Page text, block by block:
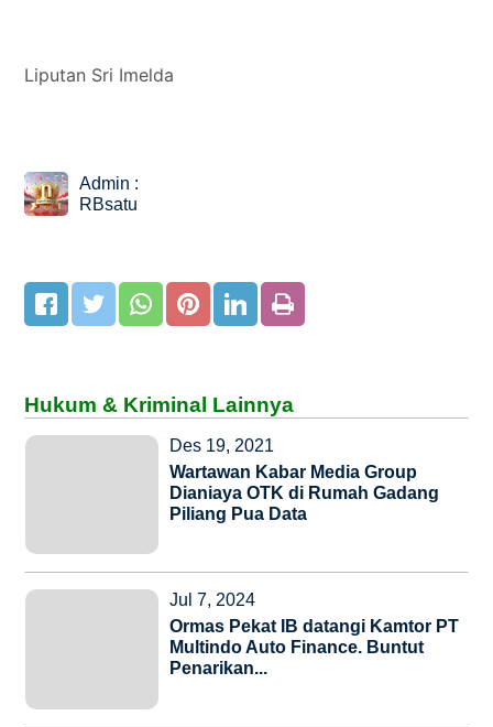
Liputan Sri Imelda
Admin :
RBsatu
Hukum & Kriminal Lainnya
Des 19, 2021
Wartawan Kabar Media Group
Dianiaya OTK di Rumah Gadang
Piliang Pua Data
Jul 7, 2024
Ormas Pekat IB datangi Kamtor PT
Multindo Auto Finance. Buntut
Penarikan...